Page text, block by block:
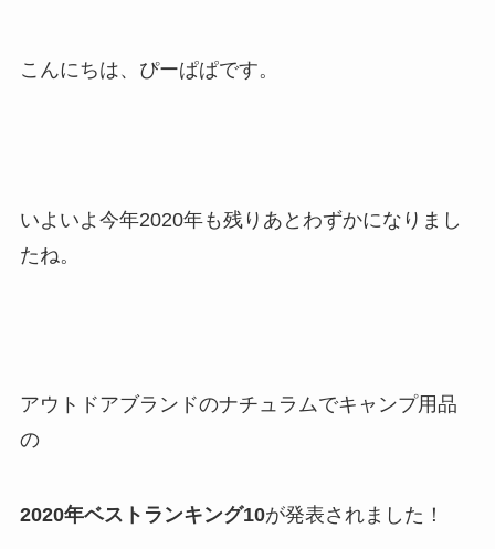
こんにちは、ぴーぱぱです。
いよいよ今年2020年も残りあとわずかになりまし
たね。
アウトドアブランドのナチュラムでキャンプ用品
の
2020年ベストランキング10が発表されました！